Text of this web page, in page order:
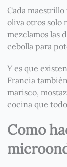
Cada
oliva otros solo
mezclamos las
cebolla para
Y es que
Francia
marisco,
cocina que
Como